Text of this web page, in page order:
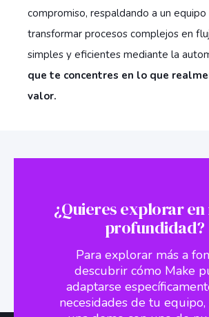
compromiso, respaldando a un
transformar procesos complejos en
simples y eficientes mediante la
que te concentres en lo que
valor.
¿Quieres explorar
profundidad?
Para explorar más a
descubrir cómo Make
adaptarse
necesidades de tu equipo,